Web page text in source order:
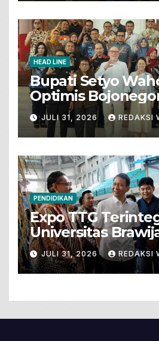
HEAD LINE
Bupati Setyo
Optimis
Unesco Global
JULI 31, 2026 REDAKSI
PENDIDIKAN
Expo TTG
Universitas
Hadirkan Inovasi
Untuk Bojonegoro
JULI 31, 2026 REDAKSI